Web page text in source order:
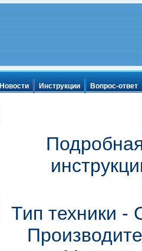
Новости Инструкции Вопрос-ответ
Тип техники